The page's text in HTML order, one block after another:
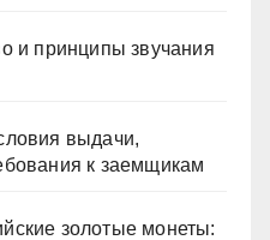
и принципы звучания
выдачи,
к заемщикам
золотые монеты: